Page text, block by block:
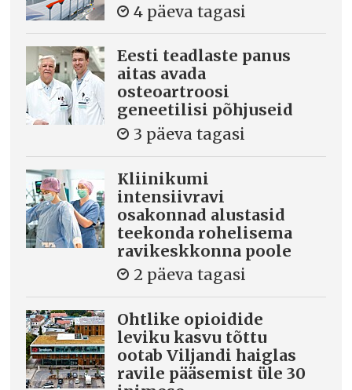
4 päeva tagasi
Eesti teadlaste panus
aitas avada
osteoartroosi
geneetilisi põhjuseid
3 päeva tagasi
Kliinikumi
intensiivravi
osakonnad alustasid
teekonda rohelisema
ravikeskkonna poole
2 päeva tagasi
Ohtlike opioidide
leviku kasvu tõttu
ootab Viljandi haiglas
ravile pääsemist üle 30